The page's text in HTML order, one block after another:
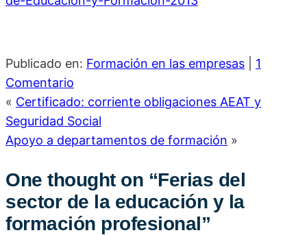
Publicado en: Formación en las empresas
1
Comentario
« Certificado: corriente obligaciones AEAT y
Seguridad Social
Apoyo a departamentos de formación »
One thought on “Ferias del
sector de la educación y la
formación profesional”